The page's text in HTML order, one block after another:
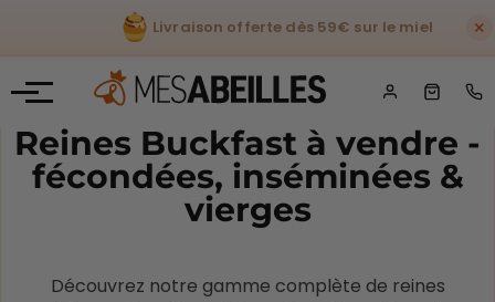
Livraison offerte dès 59€ sur le miel ×
Reines Buckfast à vendre -
fécondées, inséminées &
vierges
Découvrez notre gamme complète de reines